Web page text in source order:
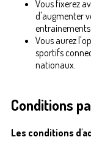
Vous fixerez
d'augmenter
entrainements
Vous aurez
sportifs
nationaux.
Conditions
Les conditions